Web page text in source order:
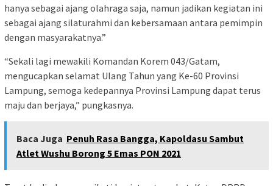
hanya sebagai ajang olahraga saja, namun jadikan kegiatan ini
sebagai ajang silaturahmi dan kebersamaan antara pemimpin
dengan masyarakatnya.”
“Sekali lagi mewakili Komandan Korem 043/Gatam,
mengucapkan selamat Ulang Tahun yang Ke-60 Provinsi
Lampung, semoga kedepannya Provinsi Lampung dapat terus
maju dan berjaya,” pungkasnya.
Baca Juga Penuh Rasa Bangga, Kapoldasu Sambut
Atlet Wushu Borong 5 Emas PON 2021